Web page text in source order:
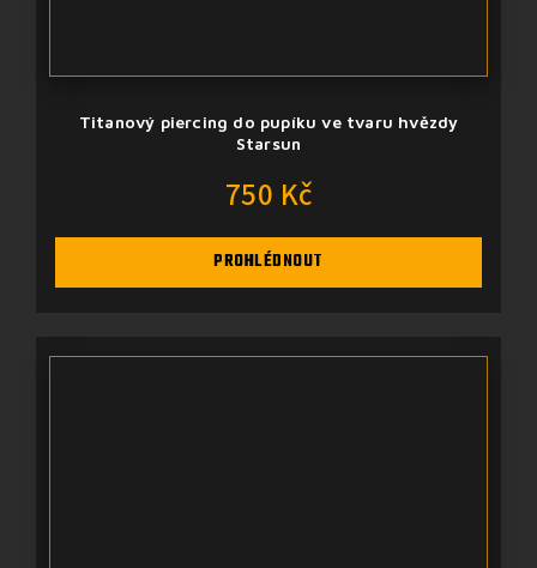
Titanový piercing do pupíku ve tvaru hvězdy
Starsun
750 Kč
PROHLÉDNOUT